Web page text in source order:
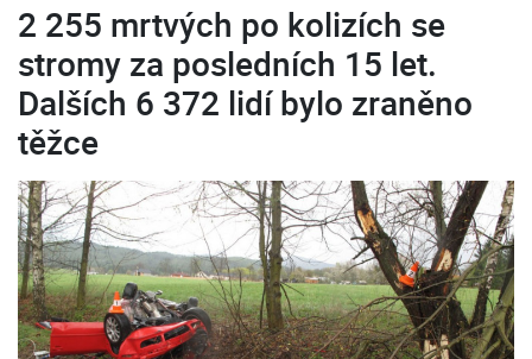
2 255 mrtvých po kolizích se
stromy za posledních 15 let.
Dalších 6 372 lidí bylo zraněno
těžce